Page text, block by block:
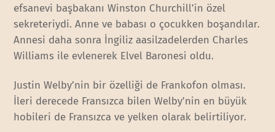
efsanevi başbakanı Winston Churchill’in özel
sekreteriydi. Anne ve babası o çocukken boşandılar.
Annesi daha sonra İngiliz aasilzadelerden Charles
Williams ile evlenerek Elvel Baronesi oldu.
Justin Welby’nin bir özelliği de Frankofon olması.
İleri derecede Fransızca bilen Welby’nin en büyük
hobileri de Fransızca ve yelken olarak belirtiliyor.